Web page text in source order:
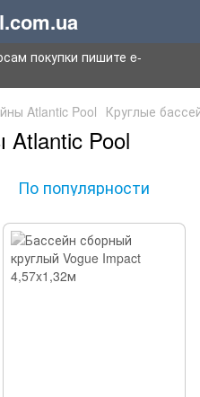
покупки пишите e-
Atlantic Pool Круглые
Pool
По популярности